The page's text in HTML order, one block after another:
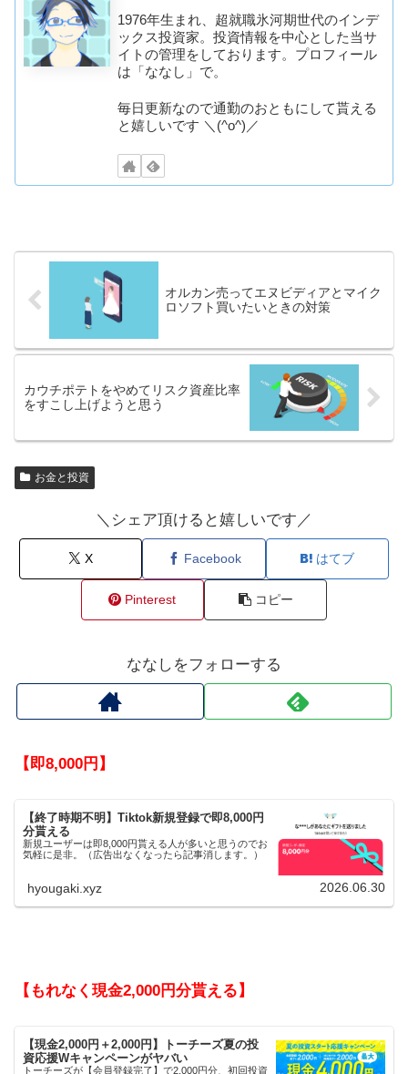
1976年生まれ、超就職氷河期世代のインデ
ックス投資家。投資情報を中心とした当サ
イトの管理をしております。プロフィール
は「ななし」で。
毎日更新なので通勤のおともにして貰える
と嬉しいです ＼(^o^)／
オルカン売ってエヌビディアとマイク
ロソフト買いたいときの対策
カウチポテトをやめてリスク資産比率
をすこし上げようと思う
お金と投資
＼シェア頂けると嬉しいです／
X Facebook はてブ
Pinterest コピー
ななしをフォローする
【即8,000円】
【終了時期不明】Tiktok新規登録で即8,000円
分貰える
新規ユーザーは即8,000円貰える人が多いと思うのでお
気軽に是非。（広告出なくなったら記事消します。）
hyougaki.xyz 2026.06.30
【もれなく現金2,000円分貰える】
【現金2,000円＋2,000円】トーチーズ夏の投
資応援Wキャンペーンがヤバい
トーチーズが【会員登録完了】で2,000円分、初回投資